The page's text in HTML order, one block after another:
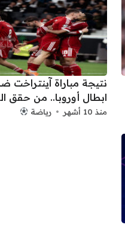
نتيجة مباراة آينتراخت
ابطال أوروبا.. من حقق
منذ 10 أشهر رياضة